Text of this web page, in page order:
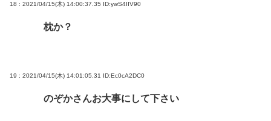
18 : 2021/04/15(木) 14:00:37.35 ID:ywS4IIV90
枕か？
19 : 2021/04/15(木) 14:01:05.31 ID:Ec0cA2DC0
のぞかさんお大事にして下さい